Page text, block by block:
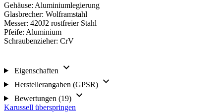
Gehäuse: Aluminiumlegierung
Glasbrecher: Wolframstahl
Messer: 420J2 rostfreier Stahl
Pfeife: Aluminium
Schraubenzieher: CrV
Eigenschaften
Herstellerangaben (GPSR)
Bewertungen (19)
Karussell überspringen